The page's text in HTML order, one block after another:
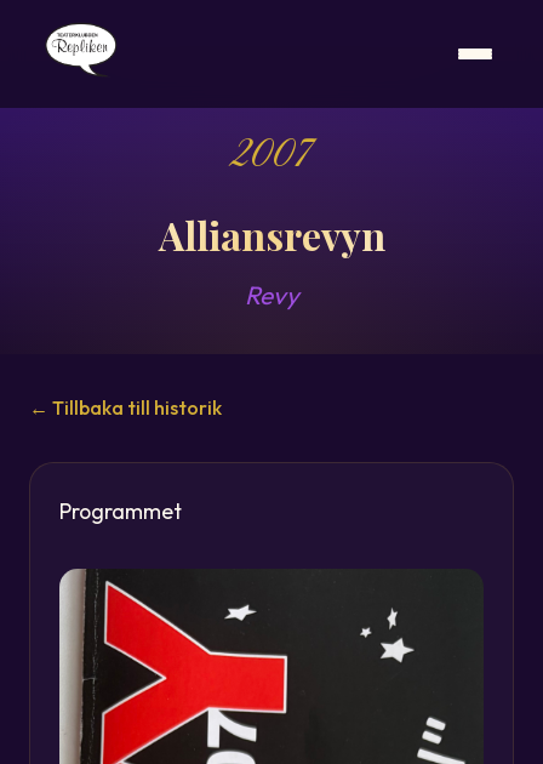
2007
Alliansrevyn
Revy
← Tillbaka till historik
Programmet